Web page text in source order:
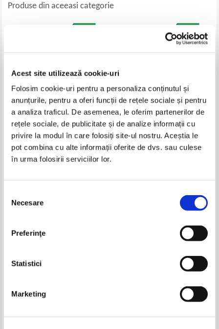
Acest site utilizează cookie-uri
Folosim cookie-uri pentru a personaliza conținutul și
anunțurile, pentru a oferi funcții de rețele sociale și pentru
a analiza traficul. De asemenea, le oferim partenerilor de
rețele sociale, de publicitate și de analize informații cu
privire la modul în care folosiți site-ul nostru. Aceștia le
pot combina cu alte informații oferite de dvs. sau culese
în urma folosirii serviciilor lor.
consimțământului
Necesare
Preferinţe
Statistici
Marketing
Produse din aceeasi categorie
Claudia Dobre - Le Francais en
images pour tous les enfants
Pret:10,00 Lei
Adaugă în coș
Sarah Mlynowski, Lauren
Myracle - Magie cu susul in jos
Pret:10,00 Lei
Incredibila enciclopedie
Pret:30,00Lei 12,00 Lei
Povesti nemuritoare (volumul 8)
Pret:12,00Lei 8,40 Lei